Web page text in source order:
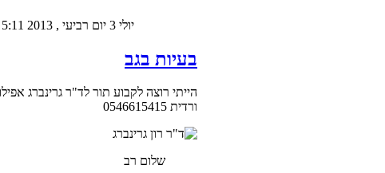
יולי 3 יום רביעי , 2013 5:11 pm
בעיות בגב
הייתי רוצה לקבוע תור לד"ר גרינברג
ורדית 0546615415
שלום רב